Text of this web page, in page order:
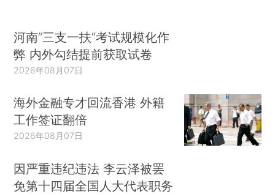
河南“三支一扶”考试规模化作
弊 内外勾结提前获取试卷
2026年08月07日
海外金融专才回流香港 外籍
工作签证翻倍
2026年08月07日
因严重违纪违法 李云泽被罢
免第十四届全国人大代表职务